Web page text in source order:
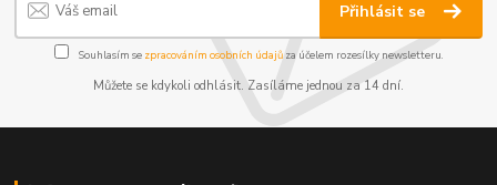
Přihlásit se
Souhlasím se zpracováním osobních údajůza účelem rozesílky newsletteru.
Můžete se kdykoli odhlásit. Zasíláme jednou za 14 dní.